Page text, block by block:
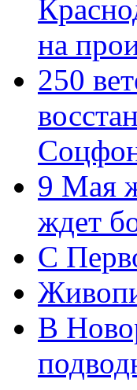
на
250
9 Мая
ждет
C
В